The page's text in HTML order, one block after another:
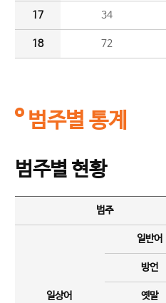
17 34
18 72
범주별 통계
범주별 현황
범주
일상어
일반어
방언
옛말